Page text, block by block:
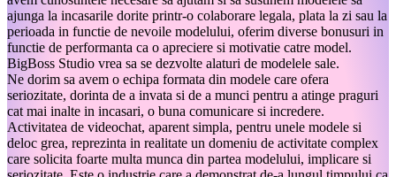
ajunga la incasarile dorite printr-o colaborare legala, plata la zi sau la
perioada in functie de nevoile modelului, oferim diverse bonusuri in
functie de performanta ca o apreciere si motivatie catre model.
BigBoss Studio vrea sa se dezvolte alaturi de modelele sale.
Ne dorim sa avem o echipa formata din modele care ofera
seriozitate, dorinta de a invata si de a munci pentru a atinge praguri
cat mai inalte in incasari, o buna comunicare si incredere.
Activitatea de videochat, aparent simpla, pentru unele modele si
deloc grea, reprezinta in realitate un domeniu de activitate complex
care solicita foarte multa munca din partea modelului, implicare si